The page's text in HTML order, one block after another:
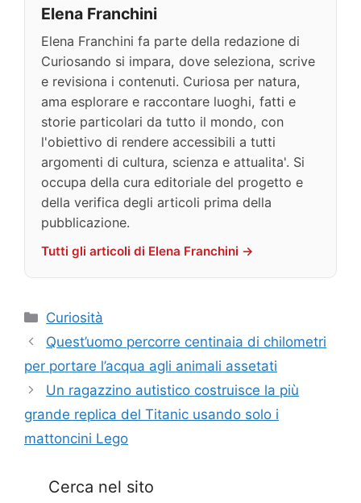
Elena Franchini
Elena Franchini fa parte della redazione di
Curiosando si impara, dove seleziona, scrive
e revisiona i contenuti. Curiosa per natura,
ama esplorare e raccontare luoghi, fatti e
storie particolari da tutto il mondo, con
l'obiettivo di rendere accessibili a tutti
argomenti di cultura, scienza e attualita'. Si
occupa della cura editoriale del progetto e
della verifica degli articoli prima della
pubblicazione.
Tutti gli articoli di Elena Franchini →
Categorie
Curiosità
Quest’uomo percorre centinaia di chilometri
per portare l’acqua agli animali assetati
Un ragazzino autistico costruisce la più
grande replica del Titanic usando solo i
mattoncini Lego
Cerca nel sito